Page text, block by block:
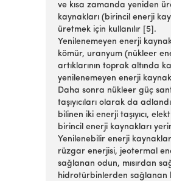
ve kısa zamanda yeniden
kaynakları (birincil enerji
üretmek için kullanılır [5].
Yenilenemeyen enerji
kömür, uranyum (nükleer
artıklarının toprak altında
yenilenemeyen enerji
Daha sonra nükleer güç
taşıyıcıları olarak da
bilinen iki enerji taşıyıcı,
birincil enerji kaynakları
Yenilenebilir enerji
rüzgar enerjisi, jeotermal
sağlanan odun, mısırdan
hidrotürbinlerden sağlanan